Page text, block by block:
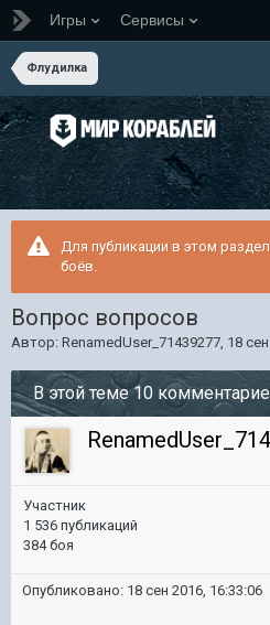
Игры Сервисы
Флудилка
Для публикации в этом
боёв.
Вопрос вопросов
Автор: RenamedUser_71439277, 18
В этой теме 10
Участник
1 536 публикаций
384 боя
Опубликовано: 18 сен 2016, 16:33:06